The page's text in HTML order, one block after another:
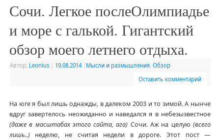
Сочи. Легкое послеОлимпиадье
и море с галькой. Гигантский
обзор моего летнего отдыха.
Автор: Leonius 19.08.2014 Мысли и размышления, Обзор
Оставить комментарий
На юге я был лишь однажды, в далеком 2003 и то зимой. А нынче
вдруг завертелось неожиданно и наведался я в небезызвестное
(даже в масштабах этого сайта, ага) Сочи. Аж на целую(всего
лишь..) неделю, не считая недели в дороге. Этот пост —